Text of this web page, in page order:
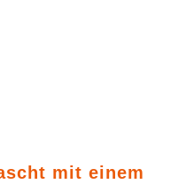
mit einem